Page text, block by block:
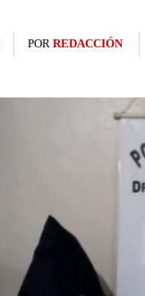
POR REDACCIÓN